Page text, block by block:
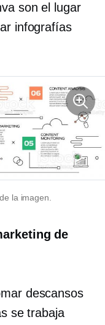
son el lugar
infografías
la imagen.
de
descansos
se trabaja